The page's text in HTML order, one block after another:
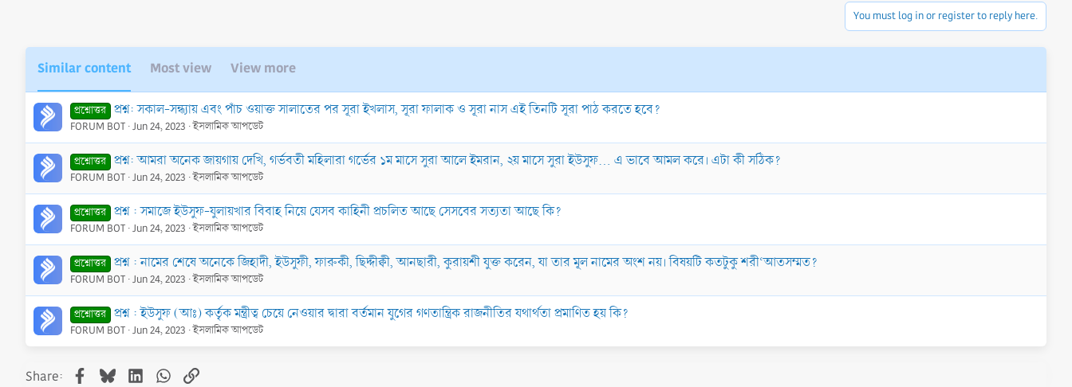
You must log in or register to reply here.
Similar content Most view View more
প্রশ্নোত্তর প্রশ্ন: সকাল-সন্ধ্যায় এবং পাঁচ ওয়াক্ত সালাতের পর সূরা ইখলাস, সূরা ফালাক ও সূরা নাস এই তিনটি সূরা পাঠ করতে হবে?
FORUM BOT Jun 24, 2023 ইসলামিক আপডেট
প্রশ্নোত্তর প্রশ্ন: আমরা অনেক জায়গায় দেখি, গর্ভবতী মহিলারা গর্ভের ১ম মাসে সুরা আলে ইমরান, ২য় মাসে সুরা ইউসুফ… এ ভাবে আমল করে। এটা কী সঠিক?
FORUM BOT Jun 24, 2023 ইসলামিক আপডেট
প্রশ্নোত্তর প্রশ্ন : সমাজে ইউসুফ-যুলায়খার বিবাহ নিয়ে যেসব কাহিনী প্রচলিত আছে সেসবের সত্যতা আছে কি?
FORUM BOT Jun 24, 2023 ইসলামিক আপডেট
প্রশ্নোত্তর প্রশ্ন : নামের শেষে অনেকে জিহাদী, ইউসুফী, ফারুকী, ছিদ্দীক্বী, আনছারী, কুরায়শী যুক্ত করেন, যা তার মূল নামের অংশ নয়। বিষয়টি কতটুকু শরী‘আতসম্মত?
FORUM BOT Jun 24, 2023 ইসলামিক আপডেট
প্রশ্নোত্তর প্রশ্ন : ইউসুফ (আঃ) কর্তৃক মন্ত্রীত্ব চেয়ে নেওয়ার দ্বারা বর্তমান যুগের গণতান্ত্রিক রাজনীতির যথার্থতা প্রমাণিত হয় কি?
FORUM BOT Jun 24, 2023 ইসলামিক আপডেট
Share: Facebook
BlueskyLinkedInWhatsApp
Link